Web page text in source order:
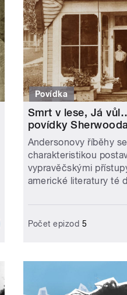
Povídka
Smrt v lese, Já
povídky
Andersonovy říběhy
charakteristikou
vypravěčskými
americké literatury té
Počet epizod 5